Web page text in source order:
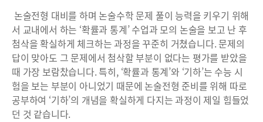
논술전형 대비를 하며 논술수학 문제 풀이 능력을 키우기 위해
서 교내에서 하는 ‘확률과 통계’ 수업과 모의 논술을 보고 난 후
첨삭을 확실하게 체크하는 과정을 꾸준히 거쳤습니다. 문제의
답이 맞아도 그 문제에서 첨삭할 부분이 없다는 평가를 받았을
때 가장 보람찼습니다. 특히, ‘확률과 통계’와 ‘기하’는 수능 시
험을 보는 부분이 아니었기 때문에 논술전형 준비를 위해 따로
공부하여 ‘기하’의 개념을 확실하게 다지는 과정이 제일 힘들었
던 것 같습니다.